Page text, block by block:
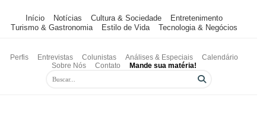
Início Notícias Cultura & Sociedade
Entretenimento
Turismo & Gastronomia
Estilo de Vida Tecnologia & Negócios
Perfis Entrevistas Colunistas Análises & Especiais
Calendário
Sobre Nós
Contato Mande sua matéria!